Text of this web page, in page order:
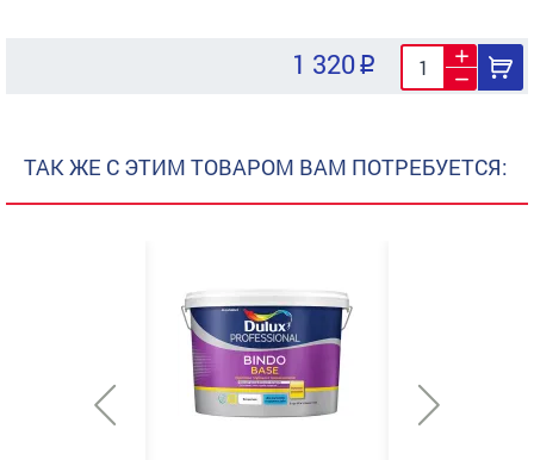
1 320
ТАК ЖЕ С ЭТИМ ТОВАРОМ ВАМ ПОТРЕБУЕТСЯ: